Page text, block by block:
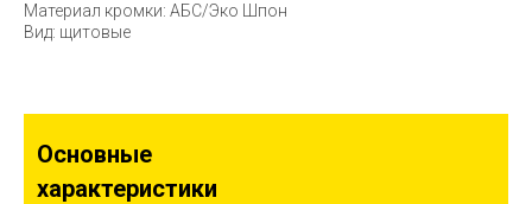
Материал кромки: АБС/Эко Шпон
Вид: щитовые
Основные
характеристики